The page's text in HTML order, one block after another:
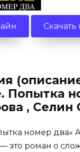
Скачать
Попытка
, Селин
номер два»
это роман о